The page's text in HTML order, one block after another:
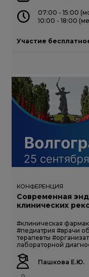
07:00 - 15:00
10:00 - 18:00
Участие
КОНФЕРЕНЦИЯ
Современная
клинических
#клиническая
#педиатрия #врачи
терапевты
лабораторной
Пашкова Е.Ю.